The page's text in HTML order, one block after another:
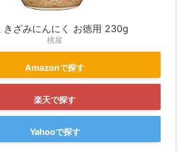
きざみにんにく お徳用 230g
桃屋
Amazonで探す
楽天で探す
Yahooで探す